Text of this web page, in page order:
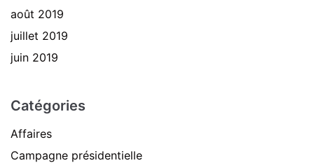
août 2019
juillet 2019
juin 2019
Catégories
Affaires
Campagne présidentielle